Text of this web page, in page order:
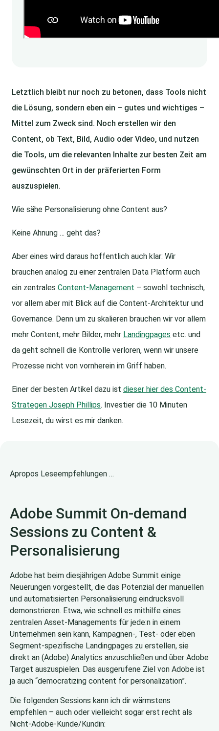
Letztlich bleibt nur noch zu betonen, dass Tools nicht
die Lösung, sondern eben ein – gutes und wichtiges –
Mittel zum Zweck sind. Noch erstellen wir den
Content, ob Text, Bild, Audio oder Video, und nutzen
die Tools, um die relevanten Inhalte zur besten Zeit am
gewünschten Ort in der präferierten Form
auszuspielen.
Wie sähe Personalisierung ohne Content aus?
Keine Ahnung … geht das?
Aber eines wird daraus hoffentlich auch klar: Wir
brauchen analog zu einer zentralen Data Platform auch
ein zentrales Content-Management – sowohl technisch,
vor allem aber mit Blick auf die Content-Architektur und
Governance. Denn um zu skalieren brauchen wir vor allem
mehr Content; mehr Bilder, mehr Landingpages etc. und
da geht schnell die Kontrolle verloren, wenn wir unsere
Prozesse nicht von vornherein im Griff haben.
Einer der besten Artikel dazu ist dieser hier des Content-
Strategen Joseph Phillips. Investier die 10 Minuten
Lesezeit, du wirst es mir danken.
Apropos Leseempfehlungen …
Adobe Summit On-demand
Sessions zu Content &
Personalisierung
Adobe hat beim diesjährigen Adobe Summit einige
Neuerungen vorgestellt, die das Potenzial der manuellen
und automatisierten Personalisierung eindrucksvoll
demonstrieren. Etwa, wie schnell es mithilfe eines
zentralen Asset-Managements für jede:n in einem
Unternehmen sein kann, Kampagnen-, Test- oder eben
Segment-spezifische Landingpages zu erstellen, sie
direkt an (Adobe) Analytics anzuschließen und über Adobe
Target auszuspielen. Das ausgerufene Ziel von Adobe ist
ja auch “democratizing content for personalization”.
Die folgenden Sessions kann ich dir wärmstens
empfehlen – auch oder vielleicht sogar erst recht als
Nicht-Adobe-Kunde/Kundin: